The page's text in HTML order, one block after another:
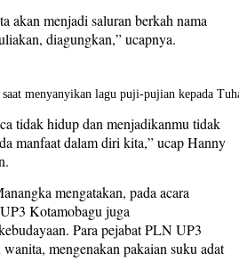
akan menjadi saluran berkah nama
diagungkan,” ucapnya.
menyanyikan lagu puji-pujian kepada
tidak hidup dan menjadikanmu tidak
manfaat dalam diri kita,” ucap Hanny
mengatakan, pada acara
Kotamobagu juga
Para pejabat PLN UP3
mengenakan pakaian suku adat